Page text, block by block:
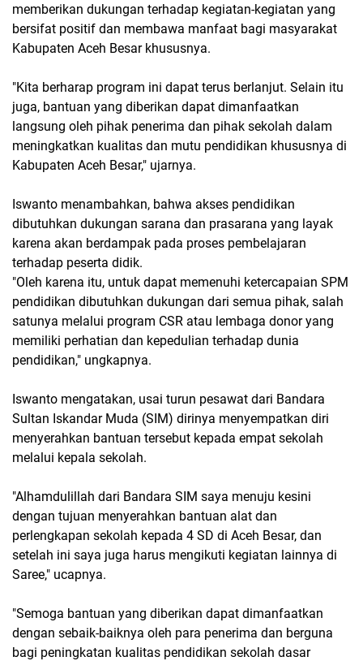
memberikan dukungan terhadap kegiatan-kegiatan yang
bersifat positif dan membawa manfaat bagi masyarakat
Kabupaten Aceh Besar khususnya.
"Kita berharap program ini dapat terus berlanjut. Selain itu
juga, bantuan yang diberikan dapat dimanfaatkan
langsung oleh pihak penerima dan pihak sekolah dalam
meningkatkan kualitas dan mutu pendidikan khususnya di
Kabupaten Aceh Besar," ujarnya.
Iswanto menambahkan, bahwa akses pendidikan
dibutuhkan dukungan sarana dan prasarana yang layak
karena akan berdampak pada proses pembelajaran
terhadap peserta didik.
"Oleh karena itu, untuk dapat memenuhi ketercapaian SPM
pendidikan dibutuhkan dukungan dari semua pihak, salah
satunya melalui program CSR atau lembaga donor yang
memiliki perhatian dan kepedulian terhadap dunia
pendidikan," ungkapnya.
Iswanto mengatakan, usai turun pesawat dari Bandara
Sultan Iskandar Muda (SIM) dirinya menyempatkan diri
menyerahkan bantuan tersebut kepada empat sekolah
melalui kepala sekolah.
"Alhamdulillah dari Bandara SIM saya menuju kesini
dengan tujuan menyerahkan bantuan alat dan
perlengkapan sekolah kepada 4 SD di Aceh Besar, dan
setelah ini saya juga harus mengikuti kegiatan lainnya di
Saree," ucapnya.
"Semoga bantuan yang diberikan dapat dimanfaatkan
dengan sebaik-baiknya oleh para penerima dan berguna
bagi peningkatan kualitas pendidikan sekolah dasar